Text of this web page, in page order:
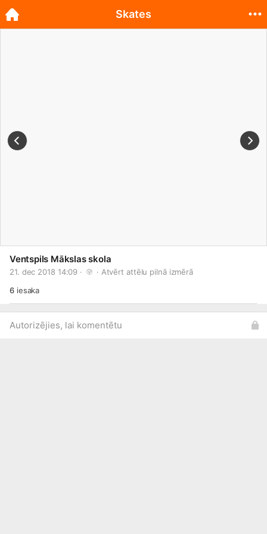
Ventspils Mākslas skola
21. dec 2018 14:09 · · Atvērt attēlu pilnā izmērā
6iesaka
Autorizējies, lai komentētu
Skates